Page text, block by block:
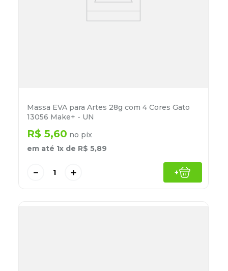
Massa EVA para Artes 28g com 4 Cores Gato
13056 Make+ - UN
R$ 5,60 no pix
em até 1x de R$ 5,89
＋
－ +